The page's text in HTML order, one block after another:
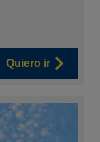
Quiero ir